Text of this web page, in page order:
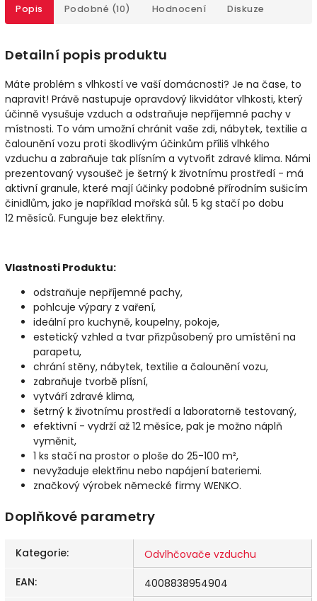
Popis Podobné (10) Hodnocení Diskuze
Detailní popis produktu
Máte problém s vlhkostí ve vaší domácnosti? Je na čase, to
napravit! Právě nastupuje opravdový likvidátor vlhkosti, který
účinně vysušuje vzduch a odstraňuje nepříjemné pachy v
místnosti. To vám umožní chránit vaše zdi, nábytek, textilie a
čalounění vozu proti škodlivým účinkům příliš vlhkého
vzduchu a zabraňuje tak plísním a vytvořit zdravé klima. Námi
prezentovaný vysoušeč je šetrný k životnímu prostředí - má
aktivní granule, které mají účinky podobné přírodním sušicím
činidlům, jako je například mořská sůl. 5 kg stačí po dobu
12 měsíců. Funguje bez elektřiny.
Vlastnosti Produktu:
odstraňuje nepříjemné pachy,
pohlcuje výpary z vaření,
ideální pro kuchyně, koupelny, pokoje,
estetický vzhled a tvar přizpůsobený pro umístění na
parapetu,
chrání stěny, nábytek, textilie a čalounění vozu,
zabraňuje tvorbě plísní,
vytváří zdravé klima,
šetrný k životnímu prostředí a laboratorně testovaný,
efektivní - vydrží až 12 měsíce, pak je možno náplň
vyměnit,
1 ks stačí na prostor o ploše do 25-100 m²,
nevyžaduje elektřinu nebo napájení bateriemi.
značkový výrobek německé firmy WENKO.
Doplňkové parametry
Kategorie:
Odvlhčovače vzduchu
EAN: 4008838954904